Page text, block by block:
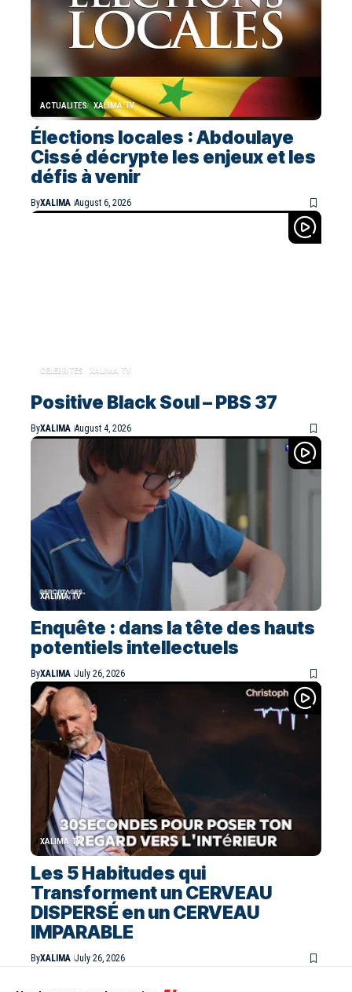
ACTUALITES XALIMA TV
Élections locales : Abdoulaye
Cissé décrypte les enjeux et les
défis à venir
ByXALIMA August 6, 2026
CELEBRITES XALIMA TV
Positive Black Soul – PBS 37
ByXALIMA August 4, 2026
XALIMA TV
Enquête : dans la tête des hauts
potentiels intellectuels
ByXALIMA July 26, 2026
XALIMA TV
Les 5 Habitudes qui
Transforment un CERVEAU
DISPERSÉ en un CERVEAU
IMPARABLE
ByXALIMA July 26, 2026